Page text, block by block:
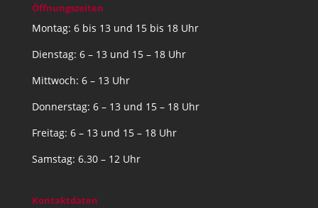
Öffnungszeiten
Montag: 6 bis 13 und 15 bis 18 Uhr
Dienstag: 6 – 13 und 15 – 18 Uhr
Mittwoch: 6 – 13 Uhr
Donnerstag: 6 – 13 und 15 – 18 Uhr
Freitag: 6 – 13 und 15 – 18 Uhr
Samstag: 6.30 – 12 Uhr
Kontaktdaten